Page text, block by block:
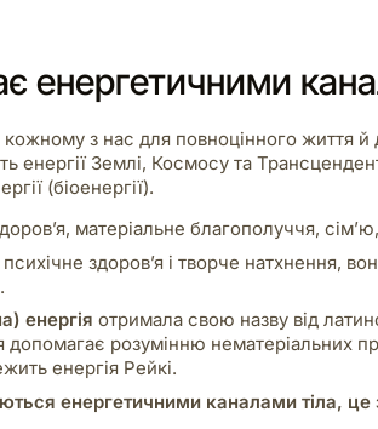
енергетичними
кожному з нас для повноцінного життя
енергії Землі, Космосу та
(біоенергії).
матеріальне благополуччя,
здоров’я і творче натхнення,
енергія отримала свою назву від
допомагає розумінню нематеріальних
енергія Рейкі.
енергетичними каналами тіла,